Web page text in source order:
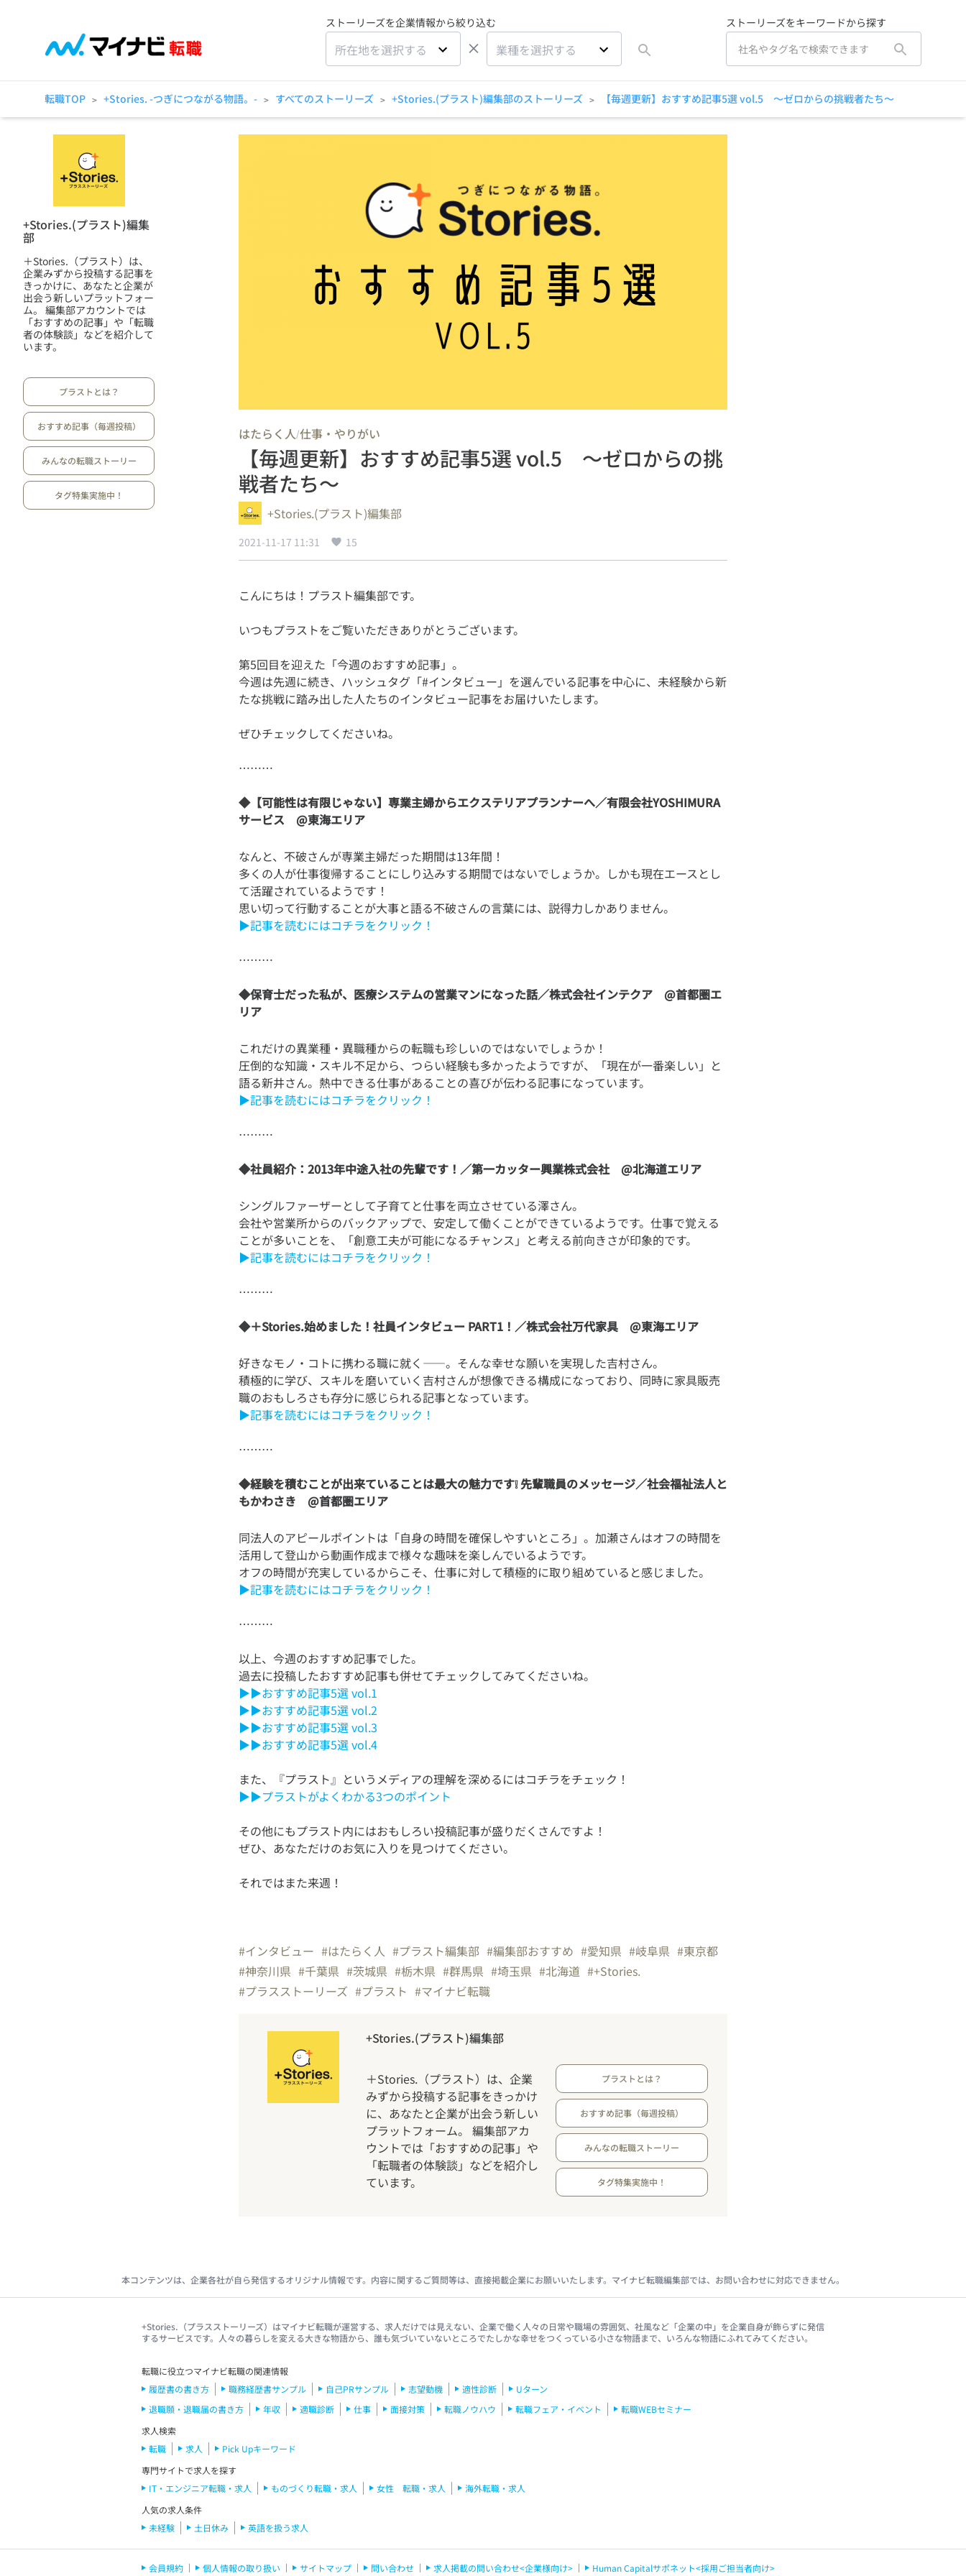
ストーリーズを企業情報から絞り込む
所在地を選択する × 業種を選択する
ストーリーズをキーワードから探す
転職TOP > +Stories. -つぎにつながる物語。- > すべてのストーリーズ > +Stories.(プラスト)編集部のストーリーズ > 【毎週更新】おすすめ記事5選 vol.5 ～ゼロからの挑戦者たち～
+Stories.(プラスト)編集
部
＋Stories.（プラスト）は、
企業みずから投稿する記事を
きっかけに、あなたと企業が
出会う新しいプラットフォー
ム。 編集部アカウントでは
「おすすめの記事」や「転職
者の体験談」などを紹介して
います。
プラストとは？
おすすめ記事（毎週投稿）
みんなの転職ストーリー
タグ特集実施中！
はたらく人/仕事・やりがい
【毎週更新】おすすめ記事5選 vol.5 ～ゼロからの挑
戦者たち～
+Stories.(プラスト)編集部
2021-11-17 11:31 15
第5回目を迎えた「今週のおすすめ記事」。
今週は先週に続き、ハッシュタグ「#インタビュー」を選んでいる記事を中心に、未経験から新
◆【可能性は有限じゃない】専業主婦からエクステリアプランナーへ／有限会社YOSHIMURA
サービス @東海エリア
なんと、不破さんが専業主婦だった期間は13年間！
多くの人が仕事復帰することにしり込みする期間ではないでしょうか。しかも現在エースとし
て活躍されているようです！
▶記事を読むにはコチラをクリック！
◆保育士だった私が、医療システムの営業マンになった話／株式会社インテクア @首都圏エ
リア
これだけの異業種・異職種からの転職も珍しいのではないでしょうか！
圧倒的な知識・スキル不足から、つらい経験も多かったようですが、「現在が一番楽しい」と
▶記事を読むにはコチラをクリック！
◆社員紹介：2013年中途入社の先輩です！／第一カッター興業株式会社 @北海道エリア
シングルファーザーとして子育てと仕事を両立させている澤さん。
会社や営業所からのバックアップで、安定して働くことができているようです。仕事で覚える
▶記事を読むにはコチラをクリック！
◆＋Stories.始めました！社員インタビュー PART1！／株式会社万代家具 @東海エリア
好きなモノ・コトに携わる職に就く——。そんな幸せな願いを実現した吉村さん。
積極的に学び、スキルを磨いていく吉村さんが想像できる構成になっており、同時に家具販売
▶記事を読むにはコチラをクリック！
◆経験を積むことが出来ていることは最大の魅力です❕ 先輩職員のメッセージ／社会福祉法人と
もかわさき @首都圏エリア
同法人のアピールポイントは「自身の時間を確保しやすいところ」。加瀬さんはオフの時間を
活用して登山から動画作成まで様々な趣味を楽しんでいるようです。
▶記事を読むにはコチラをクリック！
以上、今週のおすすめ記事でした。
▶▶おすすめ記事5選 vol.1
▶▶おすすめ記事5選 vol.2
▶▶おすすめ記事5選 vol.3
▶▶おすすめ記事5選 vol.4
▶▶プラストがよくわかる3つのポイント
その他にもプラスト内にはおもしろい投稿記事が盛りだくさんですよ！
それではまた来週！
#インタビュー #はたらく人 #プラスト編集部 #編集部おすすめ #愛知県 #岐阜県 #東京都
#神奈川県 #千葉県 #茨城県 #栃木県 #群馬県 #埼玉県 #北海道 #+Stories.
#プラスストーリーズ #プラスト #マイナビ転職
+Stories.(プラスト)編集部
＋Stories.（プラスト）は、企業
みずから投稿する記事をきっかけ
に、あなたと企業が出会う新しい
プラットフォーム。 編集部アカ
ウントでは「おすすめの記事」や
「転職者の体験談」などを紹介し
ています。
プラストとは？
おすすめ記事（毎週投稿）
みんなの転職ストーリー
タグ特集実施中！
本コンテンツは、企業各社が自ら発信するオリジナル情報です。内容に関するご質問等は、直接掲載企業にお願いいたします。マイナビ転職編集部では、お問い合わせに対応できません。
+Stories.（プラスストーリーズ）はマイナビ転職が運営する、求人だけでは見えない、企業で働く人々の日常や職場の雰囲気、社風など「企業の中」を企業自身が飾らずに発信
するサービスです。人々の暮らしを変える大きな物語から、誰も気づいていないところでたしかな幸せをつくっている小さな物語まで、いろんな物語にふれてみてください。
転職に役立つマイナビ転職の関連情報
履歴書の書き方
職務経歴書サンプル 自己PRサンプル 志望動機 適性診断
Uターン
退職願・退職届の書き方
年収 適職診断 仕事 面接対策 転職ノウハウ 転職フェア・イベント
転職WEBセミナー
求人検索
転職
求人
Pick Upキーワード
専門サイトで求人を探す
IT・エンジニア転職・求人
ものづくり転職・求人 女性 転職・求人
海外転職・求人
人気の求人条件
未経験
土日休み 英語を扱う求人
会員規約 個人情報の取り扱い サイトマップ 問い合わせ 求人掲載の問い合わせ<企業様向け> Human Capitalサポネット<採用ご担当者向け>